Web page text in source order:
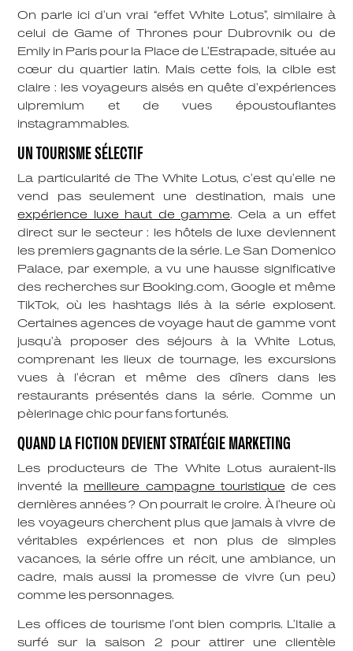
On parle ici d’un vrai “effet White Lotus”, similaire à
celui de Game of Thrones pour Dubrovnik ou de
Emily in Paris pour la Place de L’Estrapade, située au
cœur du quartier latin. Mais cette fois, la cible est
claire : les voyageurs aisés en quête d’expériences
ulpremium et de vues époustouflantes
instagrammables.
UN TOURISME SÉLECTIF
La particularité de The White Lotus, c’est qu’elle ne
vend pas seulement une destination, mais une
expérience luxe haut de gamme. Cela a un effet
direct sur le secteur : les hôtels de luxe deviennent
les premiers gagnants de la série. Le San Domenico
Palace, par exemple, a vu une hausse significative
des recherches sur Booking.com, Google et même
TikTok, où les hashtags liés à la série explosent.
Certaines agences de voyage haut de gamme vont
jusqu’à proposer des séjours à la White Lotus,
comprenant les lieux de tournage, les excursions
vues à l’écran et même des dîners dans les
restaurants présentés dans la série. Comme un
pèlerinage chic pour fans fortunés.
QUAND LA FICTION DEVIENT STRATÉGIE MARKETING
Les producteurs de The White Lotus auraient-ils
inventé la meilleure campagne touristique de ces
dernières années ? On pourrait le croire. À l’heure où
les voyageurs cherchent plus que jamais à vivre de
véritables expériences et non plus de simples
vacances, la série offre un récit, une ambiance, un
cadre, mais aussi la promesse de vivre (un peu)
comme les personnages.
Les offices de tourisme l’ont bien compris. L’Italie a
surfé sur la saison 2 pour attirer une clientèle